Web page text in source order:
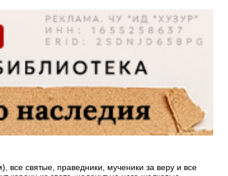
святые, праведники, мученики за веру и все